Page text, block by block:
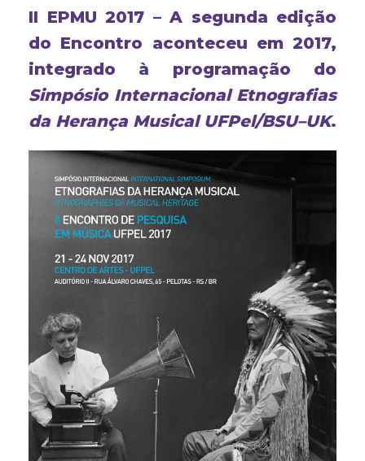
II EPMU 2017 – A segunda edição
do Encontro aconteceu em 2017,
integrado à programação do
Simpósio Internacional Etnografias
da Herança Musical UFPel/BSU–UK.